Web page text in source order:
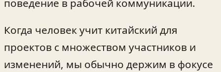
Когда человек учит китайский для
проектов с множеством участников и
изменений, мы обычно держим в фокусе